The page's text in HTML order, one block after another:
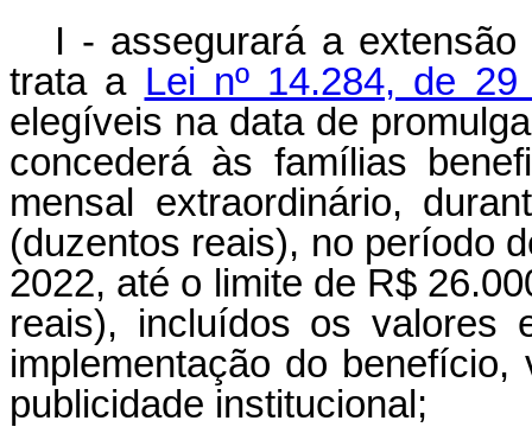
I - assegurará a
trata a Lei nº 14.284, de
elegíveis na data de
concederá às famílias
mensal extraordinário,
(duzentos reais), no período
2022, até o limite de R$
reais), incluídos os valores
implementação do
publicidade institucional;